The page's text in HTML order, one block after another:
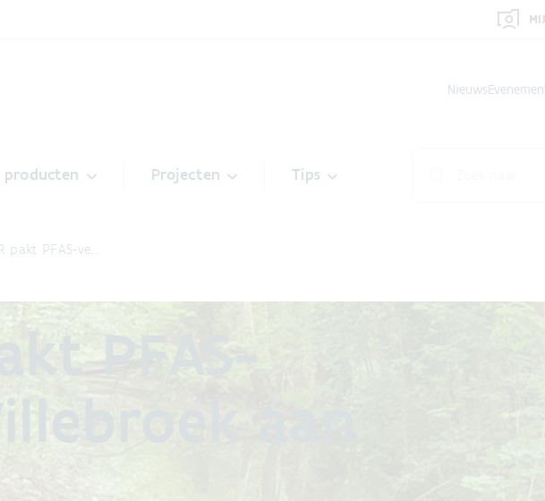
Nieuws
producten Projecten Tips
pakt PFAS-ve…
PFAS-
aan
verontreiniging in en rond de site